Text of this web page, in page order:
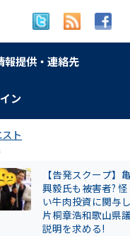
報提供・連絡先
ン
ト
【和歌山自民】世
成氏が復党で 保守
の和歌山市長選に
響 ！世耕派・尾崎
県議が有力候補へ